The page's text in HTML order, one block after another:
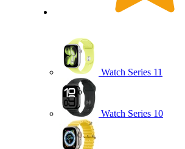
Watch Series 11
Watch Series 10